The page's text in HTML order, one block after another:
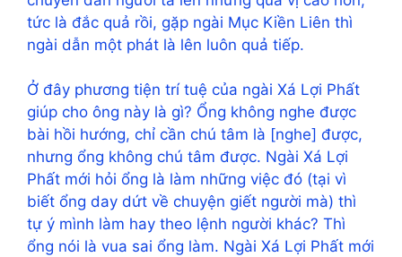
tức là đắc quả rồi, gặp ngài Mục Kiền Liên thì
ngài dẫn một phát là lên luôn quả tiếp.
Ở đây phương tiện trí tuệ của ngài Xá Lợi Phất
giúp cho ông này là gì? Ổng không nghe được
bài hồi hướng, chỉ cần chú tâm là [nghe] được,
nhưng ổng không chú tâm được. Ngài Xá Lợi
Phất mới hỏi ổng là làm những việc đó (tại vì
biết ổng day dứt về chuyện giết người mà) thì
tự ý mình làm hay theo lệnh người khác? Thì
ổng nói là vua sai ổng làm. Ngài Xá Lợi Phất mới